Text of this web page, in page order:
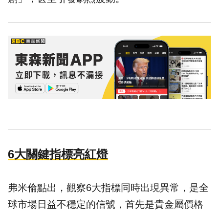
6大關鍵指標亮紅燈
弗米倫點出，觀察6大指標同時出現異常，是全
球市場日益不穩定的信號，首先是貴金屬價格